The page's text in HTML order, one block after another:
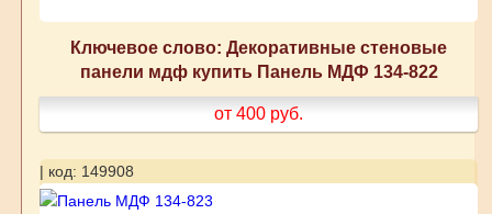
Ключевое слово: Декоративные стеновые
панели мдф купить Панель МДФ 134-822
от 400 руб.
| код: 149908